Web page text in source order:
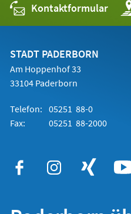
Kontaktformular
in
STADT PADERBORN
Am Hoppenhof 33
33104 Paderborn
Telefon: 05251 88-0
Fax:
05251 88-2000